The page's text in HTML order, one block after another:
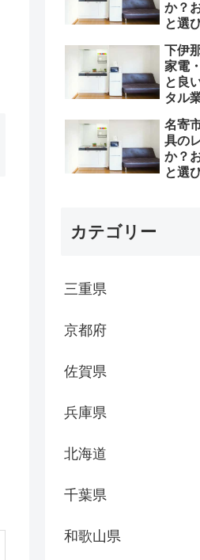
か？
と選
下伊
家電
と良
タル
名寄
具の
か？
と選
カテゴリー
三重県
京都府
佐賀県
兵庫県
北海道
千葉県
和歌山県